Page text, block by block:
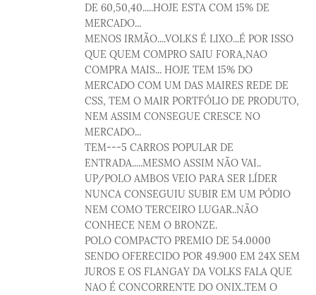
DE 60,50,40.....HOJE ESTA COM 15% DE
MERCADO...
MENOS IRMÃO....VOLKS É LIXO...É POR ISSO
QUE QUEM COMPRO SAIU FORA,NAO
COMPRA MAIS... HOJE TEM 15% DO
MERCADO COM UM DAS MAIRES REDE DE
CSS, TEM O MAIR PORTFÓLIO DE PRODUTO,
NEM ASSIM CONSEGUE CRESCE NO
MERCADO...
TEM---5 CARROS POPULAR DE
ENTRADA.....MESMO ASSIM NÃO VAI..
UP/POLO AMBOS VEIO PARA SER LÍDER
NUNCA CONSEGUIU SUBIR EM UM PÓDIO
NEM COMO TERCEIRO LUGAR..NÃO
CONHECE NEM O BRONZE.
POLO COMPACTO PREMIO DE 54.0000
SENDO OFERECIDO POR 49.900 EM 24X SEM
JUROS E OS FLANGAY DA VOLKS FALA QUE
NAO É CONCORRENTE DO ONIX..TEM O